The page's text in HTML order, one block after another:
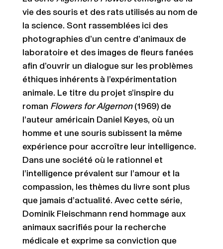
vie des souris et des rats utilisés au nom de
la science. Sont rassemblées ici des
photographies d’un centre d’animaux de
laboratoire et des images de fleurs fanées
afin d’ouvrir un dialogue sur les problèmes
éthiques inhérents à l’expérimentation
animale. Le titre du projet s’inspire du
roman Flowers for Algernon(1969) de
l’auteur américain Daniel Keyes, où un
homme et une souris subissent la même
expérience pour accroître leur intelligence.
Dans une société où le rationnel et
l’intelligence prévalent sur l’amour et la
compassion, les thèmes du livre sont plus
que jamais d’actualité. Avec cette série,
Dominik Fleischmann rend hommage aux
animaux sacrifiés pour la recherche
médicale et exprime sa conviction que